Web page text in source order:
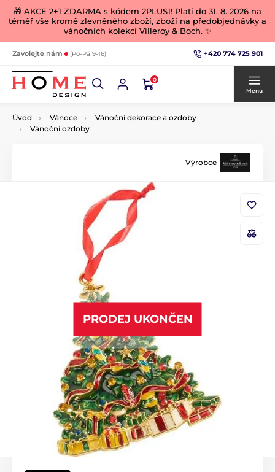
🎁 AKCE 2+1 ZDARMA s kódem 2PLUS1! Platí do 31. 8. 2026 na
téměř vše kromě zlevněného zboží, zboží na předobjednávky a
vánočních kolekcí Villeroy & Boch. ✨
Zavolejte nám (Po-Pá 9-16) +420 774 725 901
0
Menu
Úvod Vánoce
Vánoční dekorace a ozdoby
Vánoční ozdoby
Výrobce
PRODEJ UKONČEN